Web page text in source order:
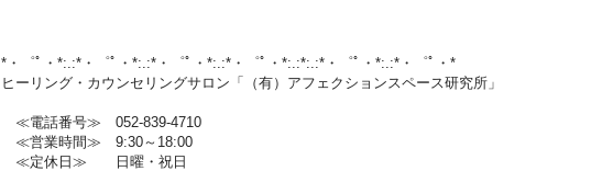
*・゜ﾟ・*:.:*・゜ﾟ・*:.:*・゜ﾟ・*:.:*・゜ﾟ・*:.:*:.:*・゜ﾟ・*:.:*・゜ﾟ・*
ヒーリング・カウンセリングサロン「（有）アフェクションスペース研究所」
≪電話番号≫ 052-839-4710
≪営業時間≫ 9:30～18:00
≪定休日≫ 日曜・祝日